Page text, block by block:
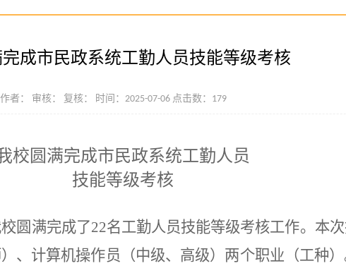
成市民政系统工勤人员技能等级考核
作者： 审核： 复核： 时间：2025-07-06 点击数： 179
校圆满完成市民政系统工勤人员
技能等级考核
圆满完成了22名工勤人员技能等级考核工作。本
、计算机操作员（中级、高级）两个职业（工种